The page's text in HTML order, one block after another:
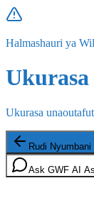
Halmashauri ya
Ukurasa
Rudi Nyumbani
Ask GWF AI